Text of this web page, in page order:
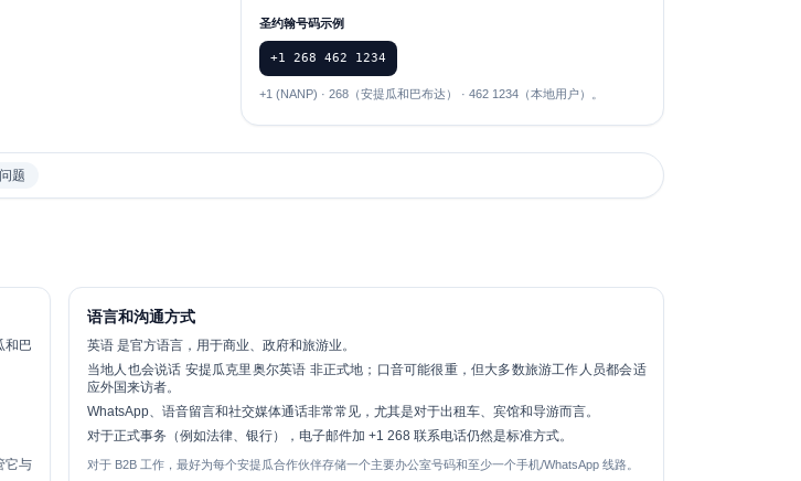
圣约翰号码示例
+1 268 462 1234
+1 (NANP) · 268（安提瓜和巴布达） · 462 1234（本地用户）。
题
和巴
它与
语言和沟通方式
英语 是官方语言，用于商业、政府和旅游业。
当地人也会说话 安提瓜克里奥尔英语 非正式地；口音可能很重，但大多数旅游工作人员都会适
应外国来访者。
WhatsApp、语音留言和社交媒体通话非常常见，尤其是对于出租车、宾馆和导游而言。
对于正式事务（例如法律、银行），电子邮件加 +1 268 联系电话仍然是标准方式。
对于 B2B 工作，最好为每个安提瓜合作伙伴存储一个主要办公室号码和至少一个手机/WhatsApp 线路。